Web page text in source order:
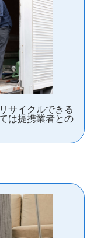
サイクルできる
は提携業者との